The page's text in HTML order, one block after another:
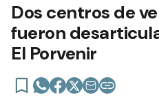
Dos centros de
fueron
El Porvenir